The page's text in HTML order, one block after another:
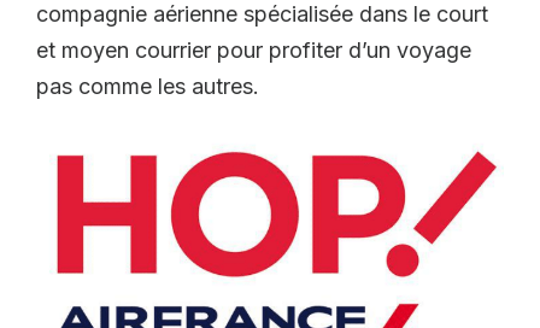
compagnie aérienne spécialisée dans le court
et moyen courrier pour profiter d’un voyage
pas comme les autres.